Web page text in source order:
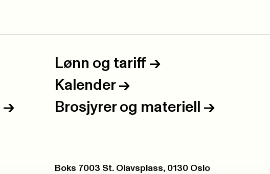
Lønn og tariff ->
Kalender ->
-> Brosjyrer og materiell ->
Postboks:
Boks 7003 St. Olavsplass, 0130 Oslo